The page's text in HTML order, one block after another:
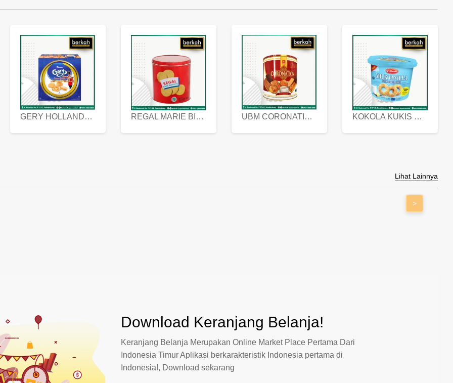
GERY HOLLANDA BUTTER COOKIES 450 GRAM REGAL MARIE BISCUIT KALENG 550 GRAM UBM CORONATION ASSORTED BISKUIT KALENG 450 GRAM KOKOLA KUKIS HYGIENIC MILK VANILLA PACK 320 GR
Lihat Lainnya
>
Download Keranjang Belanja!
Keranjang Belanja Merupakan Online Market Place Pertama Dari
Indonesia Timur Aplikasi berkarakteristik Indonesia pertama di
Indonesia!, Download sekarang